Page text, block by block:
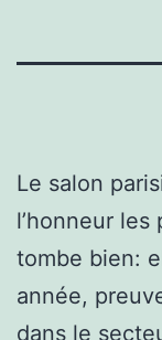
Le salon
l’honneur
tombe bien:
année,
dans le